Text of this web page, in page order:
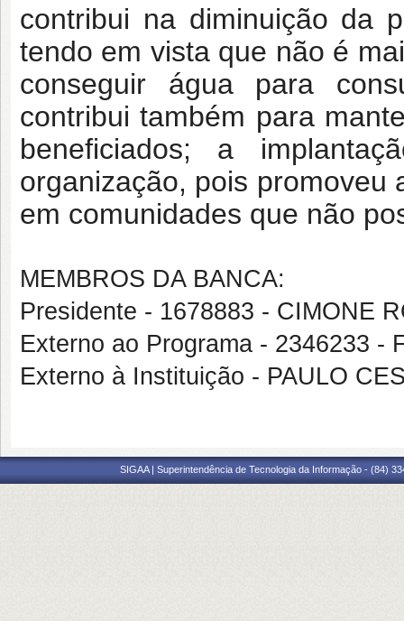
contribui na diminuição da
tendo em vista que não é
conseguir água para
contribui também para
beneficiados; a
organização, pois promoveu
em comunidades que não
MEMBROS DA BANCA:
Presidente - 1678883 - CIMONE
Externo ao Programa - 2346233 -
Externo à Instituição - PAULO
SIGAA | Superintendência de Tecnologia da Informação - (84)